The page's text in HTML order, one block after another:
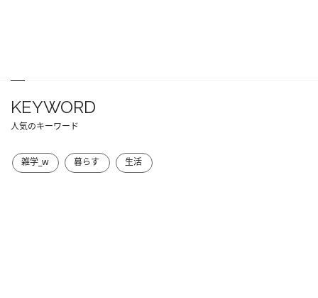
KEYWORD
人気のキーワード
雑学_w 暮らす 生活